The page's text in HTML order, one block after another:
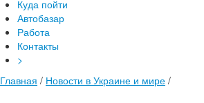
Куда пойти
Автобазар
Работа
Контакты
>
Главная / Новости в Украине и мире /